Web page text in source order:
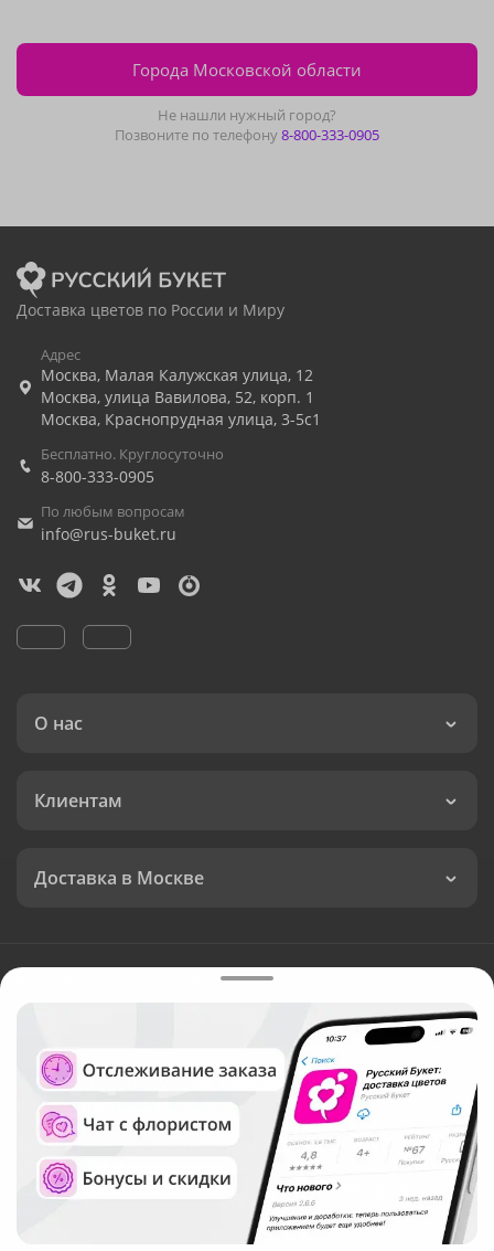
Города Московской области
Не нашли нужный город?
Позвоните по телефону8-800-333-0905
Доставка цветов по России и Миру
Адрес
Москва, Малая Калужская улица, 12
Москва, улица Вавилова, 52, корп. 1
Москва, Краснопрудная улица, 3-5с1
Бесплатно. Круглосуточно
8-800-333-0905
По любым вопросам
info@rus-buket.ru
О нас
Клиентам
Доставка в Москве
Валюта:
Служба круглосуточной доставки цветов в Москве
Русский Букет, 2026
Общество с ограниченной ответственностью «Технология»
ОГРН: 1195476081745, ИНН: 5410081997
Юридический адрес: г. Новосибирск, ул. Ипподромская,